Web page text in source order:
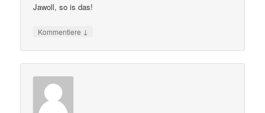
Jawoll, so is das!
Kommentiere ↓